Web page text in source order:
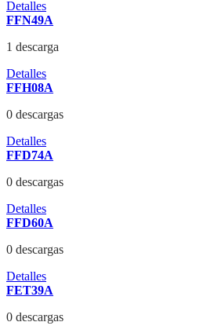
Detalles
FFN49A
1 descarga
Detalles
FFH08A
0 descargas
Detalles
FFD74A
0 descargas
Detalles
FFD60A
0 descargas
Detalles
FET39A
0 descargas